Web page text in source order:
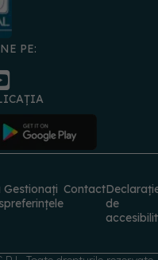
PE:
Gestionați Contact
Toate drepturile rezervate